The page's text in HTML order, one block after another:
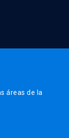
áreas de la